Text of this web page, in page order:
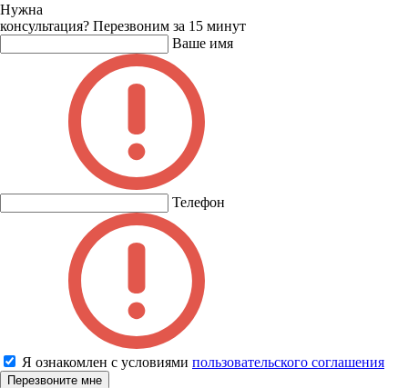
Нужна
консультация? Перезвоним за 15 минут
Ваше имя
Телефон
Я ознакомлен с условиями пользовательского соглашения